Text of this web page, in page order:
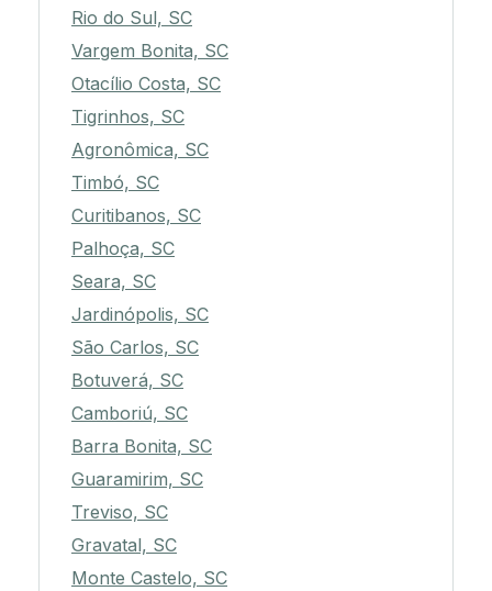
Rio do Sul, SC
Vargem Bonita, SC
Otacílio Costa, SC
Tigrinhos, SC
Agronômica, SC
Timbó, SC
Curitibanos, SC
Palhoça, SC
Seara, SC
Jardinópolis, SC
São Carlos, SC
Botuverá, SC
Camboriú, SC
Barra Bonita, SC
Guaramirim, SC
Treviso, SC
Gravatal, SC
Monte Castelo, SC